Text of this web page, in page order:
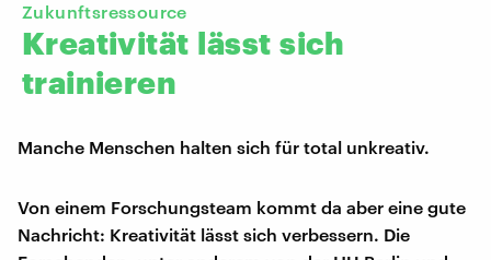
Zukunftsressource
Kreativität lässt sich
trainieren
Manche Menschen halten sich für total unkreativ.
Von einem Forschungsteam kommt da aber eine gute
Nachricht: Kreativität lässt sich verbessern. Die